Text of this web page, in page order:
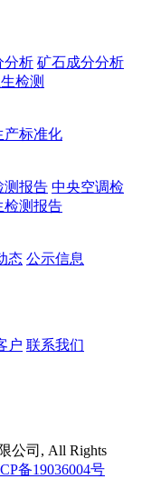
分析 矿石成分分析
检测
产标准化
测报告 中央空调检
检测报告
态 公示信息
户 联系我们
公司, All Rights
备19036004号